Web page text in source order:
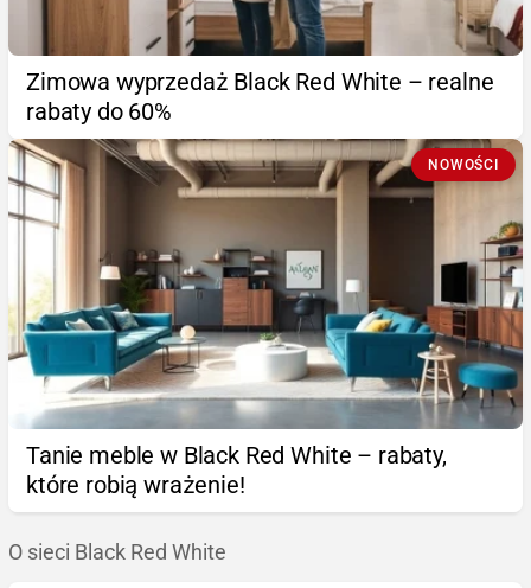
Zimowa wyprzedaż Black Red White – realne
rabaty do 60%
NOWOŚCI
Tanie meble w Black Red White – rabaty,
które robią wrażenie!
O sieci Black Red White